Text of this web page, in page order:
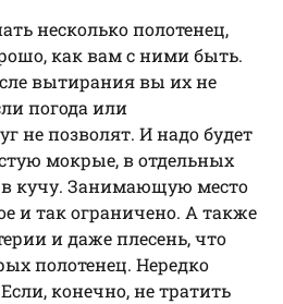
несколько полотенец,
как вам с ними быть.
вытирания вы их не
погода или
не позволят. И надо будет
мокрые, в отдельных
кучу. Занимающую место
и так ограничено. А также
и даже плесень, что
полотенец. Нередко
конечно, не тратить